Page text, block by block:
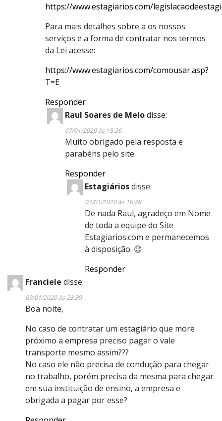
https://www.estagiarios.com/
Para mais detalhes sobre a os nossos
serviços e a forma de contratar nos termos
da Lei acesse:
https://www.estagiarios.com/comousar.asp?
T=E
Responder
Raul Soares de Melodisse:
07/01/2020 às 15:26
Muito obrigado pela resposta e
parabéns pelo site
Responder
Estagiáriosdisse:
07/01/2020 às 16:28
De nada Raul, agradeço em Nome
de toda a equipe do Site
Estagiarios.com e permanecemos
à disposição. 😉
Responder
Franciele disse:
09/01/2020 às 23:39
Boa noite,
No caso de contratar um estagiário que more
próximo a empresa preciso pagar o vale
transporte mesmo assim???
No caso ele não precisa de condução para chegar
no trabalho, porém precisa da mesma para chegar
em sua instituição de ensino, a empresa e
obrigada a pagar por esse?